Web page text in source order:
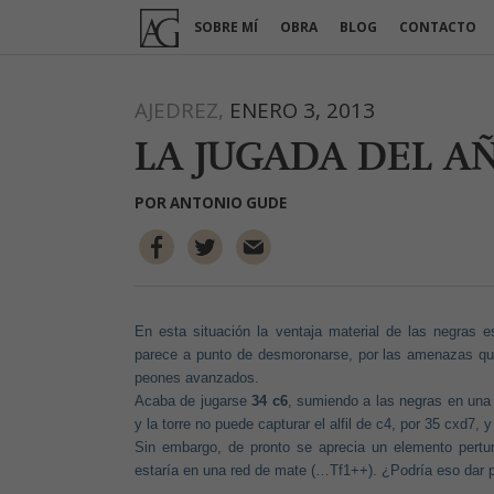
SOBRE MÍ OBRA BLOG CONTACTO
AJEDREZ, ENERO 3, 2013
LA JUGADA DEL
PORANTONIO GUDE
En esta situación la ventaja material de las negras
parece a punto de desmoronarse, por las amenazas
peones avanzados.
Acaba de jugarse34 c6, sumiendo a las negras en
y la torre no puede capturar el alfil de c4, por 35 cxd7,
Sin embargo, de pronto se aprecia un elemento
estaría en una red de mate (…Tf1++). ¿Podría eso dar